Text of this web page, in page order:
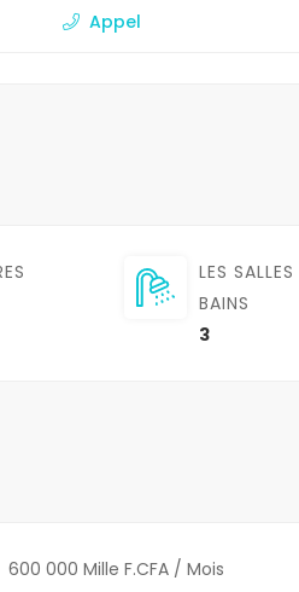
Appel
LES
BAINS
3
600 000 Mille F.CFA / Mois